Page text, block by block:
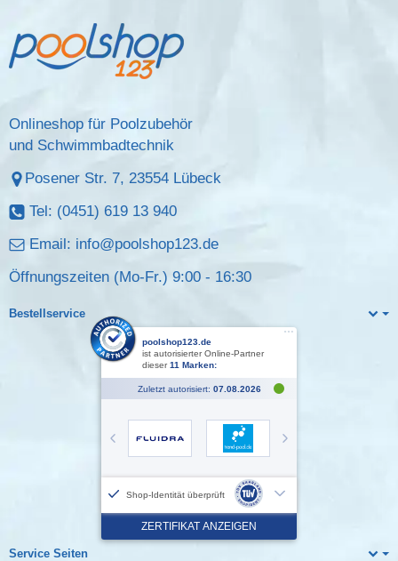
Onlineshop für Poolzubehör
und Schwimmbadtechnik
Posener Str. 7, 23554 Lübeck
Tel: (0451) 619 13 940
Email: info@poolshop123.de
Öffnungszeiten (Mo-Fr.) 9:00 - 16:30
Bestellservice
Service Seiten